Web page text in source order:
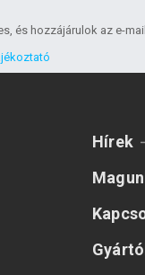
és hozzájárulok az e-
Hírek